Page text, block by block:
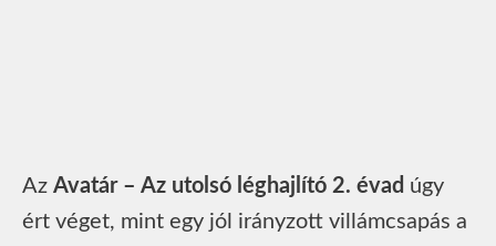
Az Avatár – Az utolsó léghajlító 2. évad úgy
ért véget, mint egy jól irányzott villámcsapás a